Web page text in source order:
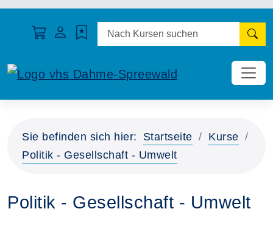
Sie befinden sich hier: Startseite
Kurse
Politik - Gesellschaft - Umwelt
Politik - Gesellschaft - Umwelt